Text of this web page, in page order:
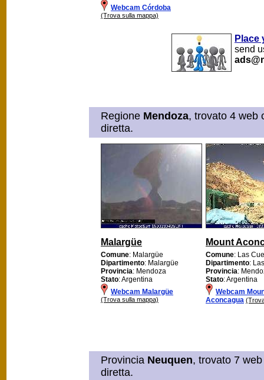
Webcam Córdoba
(Trova sulla mappa)
Place
send
Regione Mendoza, trovato 4 web
diretta.
Malargüe
Comune: Malargüe
Dipartimento: Malargüe
Provincia: Mendoza
Stato: Argentina
Webcam Malargüe
(Trova sulla mappa)
Mount
Comune: Las
Dipartimento:
Provincia:
Stato: Argentina
Webcam
Aconcagua
Provincia Neuquen, trovato 7
diretta.